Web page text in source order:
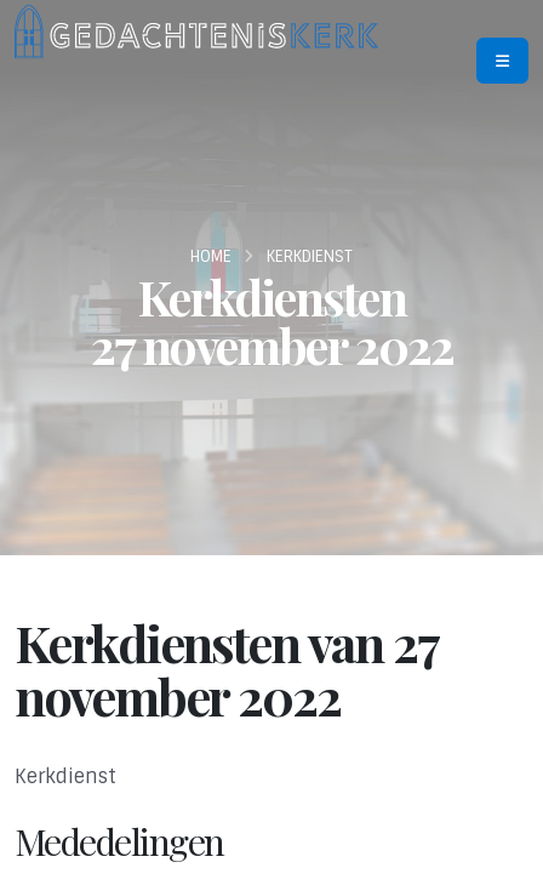
Kerkdiensten
27 november 2022
HOME KERKDIENST
Kerkdiensten van 27
november 2022
Kerkdienst
Mededelingen